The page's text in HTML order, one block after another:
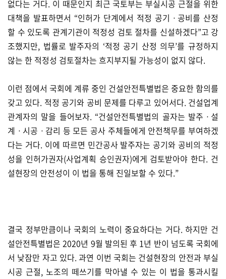
없다는 거다. 이 때문인지 최근 국토부는 부실시공 근절을 위한
대책을 발표하면서 “인허가 단계에서 적정 공기ㆍ공비를 산정
할 수 있도록 관계기관이 적정성 검토 절차를 신설하겠다”고 강
조했지만, 법률로 발주자의 ‘적정 공기 산정 의무’를 규정하지
않는 한 적정성 검토절차는 흐지부지될 가능성이 없지 않다.
이런 점에서 국회에 계류 중인 건설안전특별법은 중요한 함의를
갖고 있다. 적정 공기와 공비 문제를 다루고 있어서다. 건설업계
관계자의 말을 들어보자. “건설안전특별법의 골자는 발주ㆍ설
계ㆍ시공ㆍ감리 등 모든 공사 주체들에게 안전책무를 부여하겠
다는 거다. 이에 따르면 민간공사 발주자는 공기와 공비의 적정
성을 인허가권자(사업계획 승인권자)에게 검토받아야 한다. 건
설현장의 안전성이 이 법을 통해 진일보할 수 있다.”
결국 정부만큼이나 국회의 노력이 중요하다는 거다. 하지만 건
설안전특별법은 2020년 9월 발의된 후 1년 반이 넘도록 국회에
서 낮잠만 자고 있다. 과연 이번 국회는 건설현장의 안전과 부실
시공 근절, 노조의 떼쓰기를 막아낼 수 있는 이 법을 통과시킬